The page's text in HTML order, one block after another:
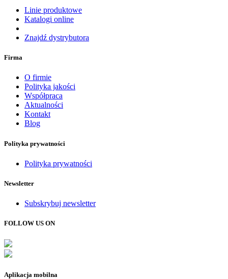
Linie produktowe
Katalogi online
Znajdź dystrybutora
Firma
O firmie
Polityka jakości
Współpraca
Aktualności
Kontakt
Blog
Polityka prywatności
Polityka prywatności
Newsletter
Subskrybuj newsletter
FOLLOW US ON
Aplikacja mobilna